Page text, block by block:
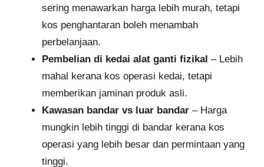
sering menawarkan harga lebih murah, tetapi
kos penghantaran boleh menambah
perbelanjaan.
Pembelian di kedai alat ganti fizikal – Lebih
mahal kerana kos operasi kedai, tetapi
memberikan jaminan produk asli.
Kawasan bandar vs luar bandar – Harga
mungkin lebih tinggi di bandar kerana kos
operasi yang lebih besar dan permintaan yang
tinggi.